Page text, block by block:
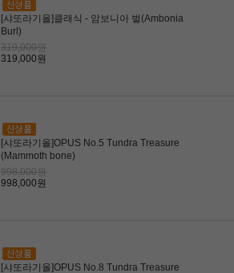
[샤또라기올]클래식 - 암보니아 벌(Ambonia
Burl)
319,000원
319,000원
[샤또라기올]OPUS No.5 Tundra Treasure
(Mammoth bone)
998,000원
998,000원
[샤또라기올]OPUS No.8 Tundra Treasure